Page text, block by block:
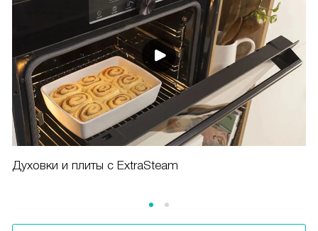
Духовки и плиты с ExtraSteam